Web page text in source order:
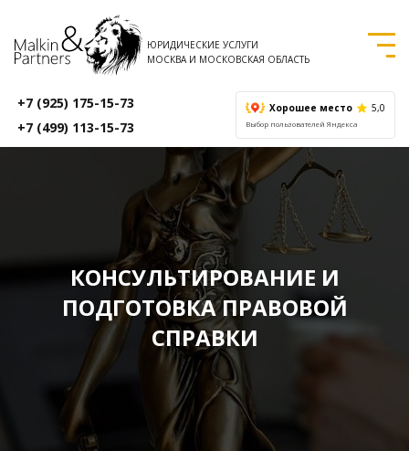
ЮРИДИЧЕСКИЕ УСЛУГИ
МОСКВА И МОСКОВСКАЯ ОБЛАСТЬ
+7 (925) 175-15-73
+7 (499) 113-15-73
Хорошее место 5,0
Выбор пользователей Яндекса
КОНСУЛЬТИРОВАНИЕ И
ПОДГОТОВКА ПРАВОВОЙ
СПРАВКИ